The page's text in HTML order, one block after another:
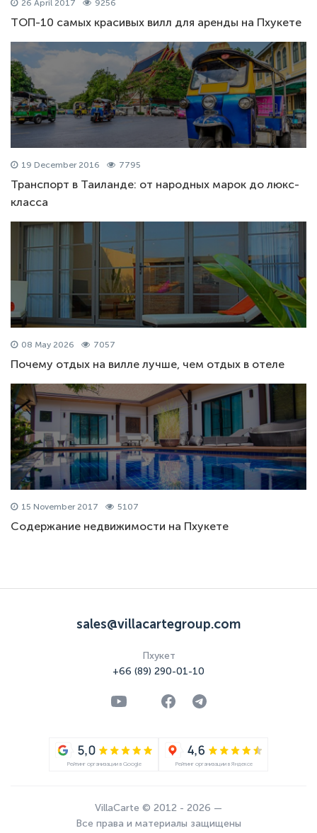
26 April 2017 9256
ТОП-10 самых красивых вилл для аренды на Пхукете
19 December 2016 7795
Транспорт в Таиланде: от народных марок до люкс-
класса
08 May 2026 7057
Почему отдых на вилле лучше, чем отдых в отеле
15 November 2017 5107
Содержание недвижимости на Пхукете
sales@villacartegroup.com
Пхукет
+66 (89) 290-01-10
VillaCarte © 2012 - 2026 —
Все права и материалы защищены
Рейтинг организации в Google Рейтинг организации в Яндексе